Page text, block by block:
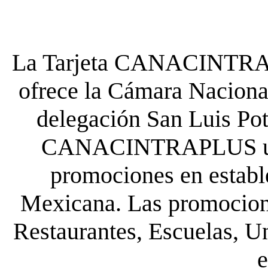
La Tarjeta
ofrece la Cámara
delegación San Luis
CANACINTRAPLUS
promociones en
Mexicana. Las
Restaurantes, Escuelas,